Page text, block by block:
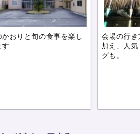
かおりと旬の食事を楽し
す
会場の行き
加え、人
グも。